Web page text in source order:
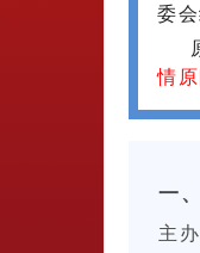
委
情
一
主